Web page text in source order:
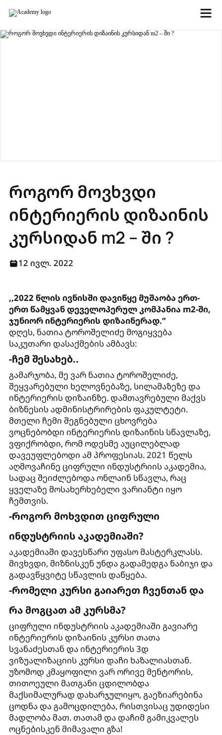
როგორ მოვხვდი
ინტერიერის დიზაინის
კურსიდან m2 – ში ?
12 ივლ. 2022
,,2022 წლის ივნისში დავიწყე მუშაობა ერთ-
ერთ წამყვან დეველოპერულ კომპანია m2-ში,
ჯუნიორ ინტერიერის დიზაინერად.”
დღეს, ნათია ტოროშელიძე მოგიყვება
საკუთარი დასაქმების ამბავს:
-ჩემ შესახებ..
გამარჯობა, მე ვარ ნათია ტოროშელიძე,
შეყვარებული ხელოვნებაზე, სილამაზეზე და
ინტერიერის დიზაინზე. დამთავრებული მაქვს
ბიზნესის ადმინისტრირების ფაკულტეტი.
მთელი ჩემი შეგნებული ცხოვრება
ვოცნებობდი ინტერიერის დიზაინის სწავლაზე,
ვფიქრობდი, რომ ოდესმე აუცილებლად
დავეუფლებოდი ამ პროფესიას. 2021 წელს
აღმოვაჩინე ციფრული ინდუსტრიის აკადემია,
სადაც შეიძლებოდა ონლაინ სწავლა, რაც
ყველაზე მოსახერხებელი ვარიანტი იყო
ჩემთვის.
-როგორ მოხვდით ციფრული
ინდუსტრიის აკადემიაში?
აკადემიაში დავესწარი უფასო მასტერკლასს.
მივხვდი, მიზნისკენ უნდა გადამედგა ნაბიჯი და
გადავწყვიტე სწავლის დაწყება.
-რომელი კურსი გაიარეთ ჩვენთან და
რა მოგცათ ამ კურსმა?
ციფრული ინდუსტრიის აკადემიაში გავიარე
ინტერიერის დიზაინის კურსი თათა
სვანაძესთან და ინტერიერის 3დ
ვიზუალიზაციის კურსი დაჩი ხაზალიასთან.
უზომოდ კმაყოფილი ვარ ორივე მენტორის,
თითოეული მათგანი ცდილობდა
მაქსიმალურად დახარჯულიყო, გაეზიარებინა
ცოდნა და გამოცდილება, რისთვისაც უდიდესი
მადლობა მათ. თათამ და დაჩიმ გამიკვალეს
ოცნებისკენ მიმავალი გზა!